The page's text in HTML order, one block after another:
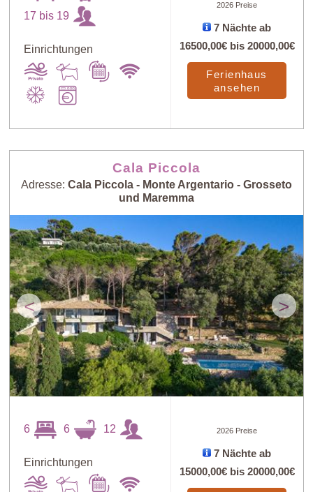
17 bis 19
Einrichtungen
2026 Preise
7 Nächte ab
16500,00€bis 20000,00€
Ferienhaus
ansehen
Cala Piccola
Adresse: Cala Piccola - Monte Argentario - Grosseto
und Maremma
< >
6 6 12
Einrichtungen
2026 Preise
7 Nächte ab
15000,00€bis 20000,00€